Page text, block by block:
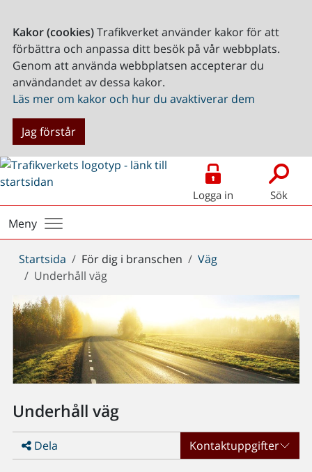
Kakor (cookies)Trafikverket använder kakor för att
förbättra och anpassa ditt besök på vår webbplats.
Genom att använda webbplatsen accepterar du
användandet av dessa kakor.
Läs mer om kakor och hur du avaktiverar dem
Jag förstår
Logga in Sök
Meny
Du
är
Startsida För dig i branschen
Väg
Underhåll väg
Underhåll väg
Dela Kontaktuppgifter